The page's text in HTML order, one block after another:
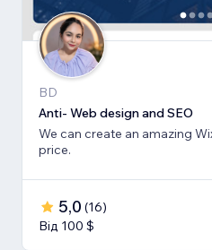
BD
Anti- Web design and SEO
We can create an amazing
price.
5,0 (16)
Від 100 $